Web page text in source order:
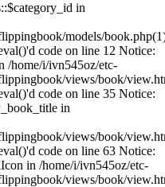
in
models/
code on line 12 Notice:
/home/i/ivn545oz/etc-
views/book/
code on line 35 Notice:
in
views/book/
code on line 63 Notice:
in /home/i/ivn545oz/etc-
views/book/